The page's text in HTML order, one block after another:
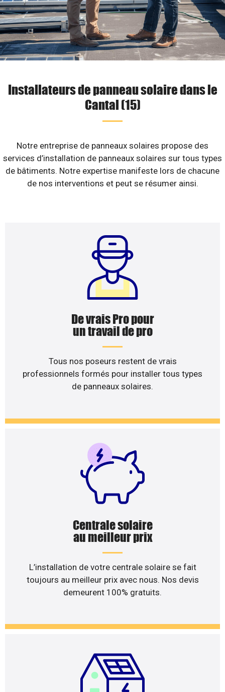
Installateurs de panneau solaire dans le
Cantal (15)
Notre entreprise de panneaux solaires propose des
services d’installation de panneaux solaires sur tous types
de bâtiments. Notre expertise manifeste lors de chacune
de nos interventions et peut se résumer ainsi.
De vrais Pro pour
un travail de pro
Tous nos poseurs restent de vrais
professionnels formés pour installer tous types
de panneaux solaires.
Centrale solaire
au meilleur prix
L’installation de votre centrale solaire se fait
toujours au meilleur prix avec nous. Nos devis
demeurent 100% gratuits.